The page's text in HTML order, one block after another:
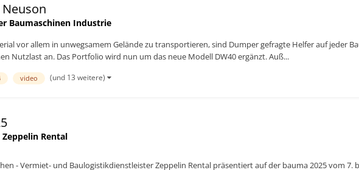
Baumaschinen Industrie
vor allem in unwegsamem Gelände zu transportieren, sind Dumper gefragte Helfer auf jeder
Nutzlast an. Das Portfolio wird nun um das neue Modell DW40 ergänzt. Auß...
video (und 13 weitere)
Zeppelin Rental
- Vermiet- und Baulogistikdienstleister Zeppelin Rental präsentiert auf der bauma 2025 vom 7.